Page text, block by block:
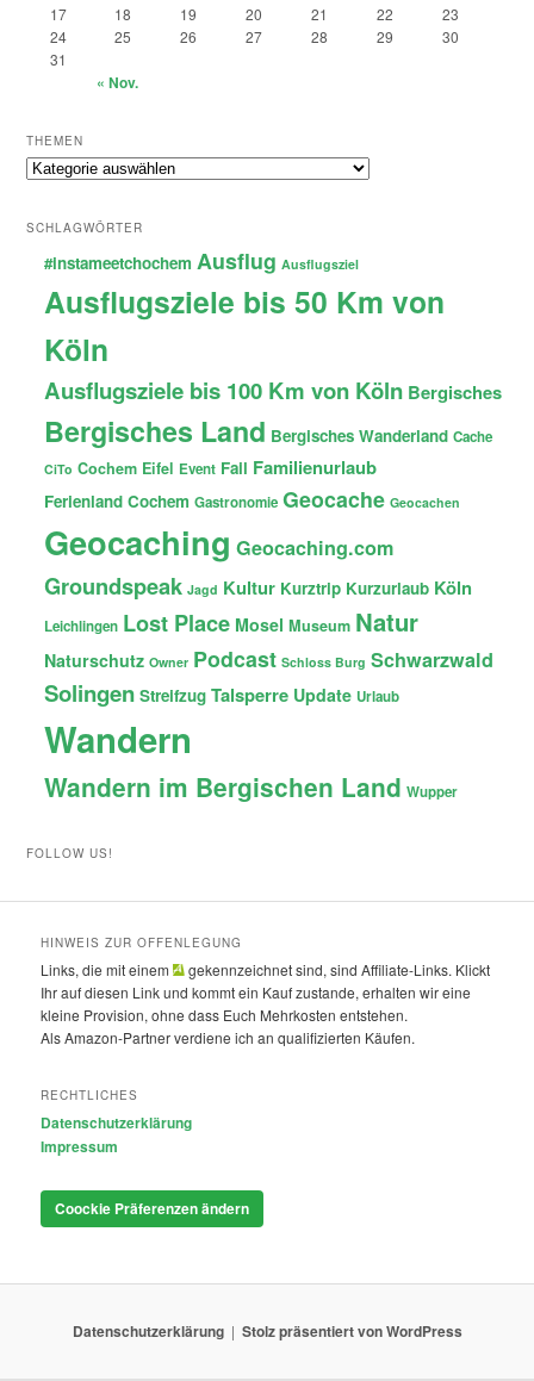
17
18 19 20 21 22
23
24
25 26 27 28 29
30
31
« Nov.
THEMEN
Themen
SCHLAGWÖRTER
#instameetchochem Ausflug Ausflugsziel
Ausflugsziele bis 50 Km von
Köln
Ausflugsziele bis 100 Km von Köln Bergisches
Bergisches Land Bergisches Wanderland Cache
CiTo Cochem Eifel Event Fail Familienurlaub
Ferienland Cochem Gastronomie Geocache Geocachen
Geocaching Geocaching.com
Groundspeak Jagd Kultur Kurztrip Kurzurlaub Köln
Leichlingen Lost Place Mosel Museum Natur
Naturschutz Owner Podcast Schloss Burg Schwarzwald
Solingen Streifzug Talsperre Update Urlaub
Wandern
Wandern im Bergischen Land Wupper
FOLLOW US!
HINWEIS ZUR OFFENLEGUNG
Links, die mit einem
gekennzeichnet sind, sind Affiliate-Links. Klickt
Ihr auf diesen Link und kommt ein Kauf zustande, erhalten wir eine
kleine Provision, ohne dass Euch Mehrkosten entstehen.
Als Amazon-Partner verdiene ich an qualifizierten Käufen.
RECHTLICHES
Datenschutzerklärung
Impressum
Coockie Präferenzen ändern
Datenschutzerklärung Stolz präsentiert von WordPress